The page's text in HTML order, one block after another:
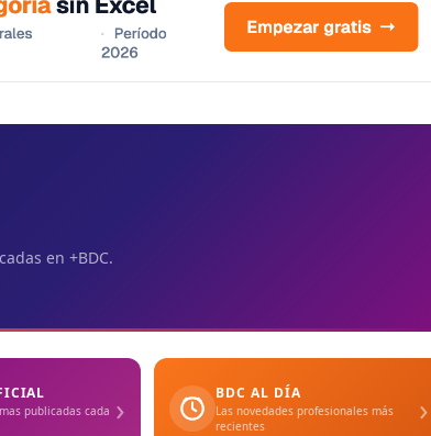
en +BDC.
publicadas cada › BDC AL DÍA
Las novedades profesionales más
recientes
›